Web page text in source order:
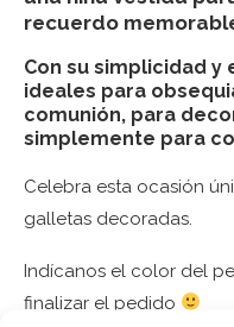
recuerdo
Con su simplicidad
ideales para
comunión, para
simplemente para
Celebra esta ocasión
galletas decoradas.
Indícanos el color del
finalizar el pedido